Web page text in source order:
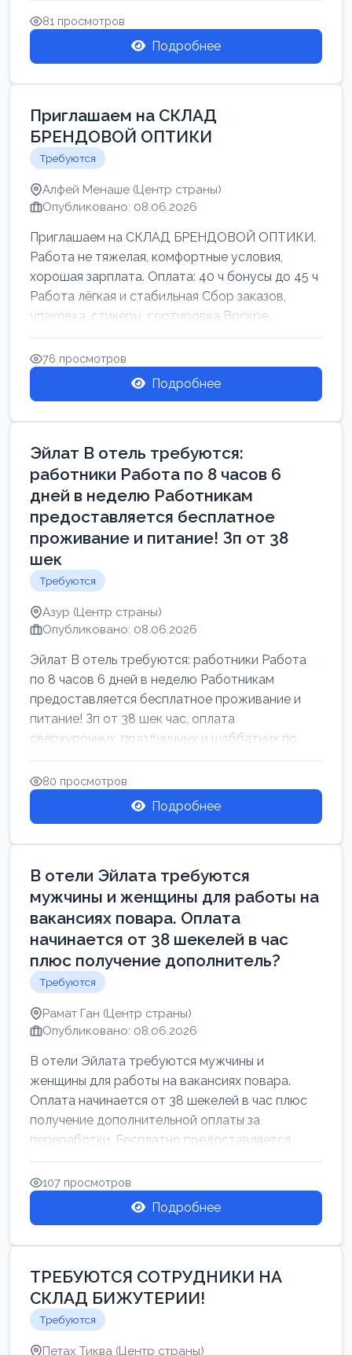
81 просмотров
Подробнее
Приглашаем на СКЛАД
БРЕНДОВОЙ ОПТИКИ
Требуются
Алфей Менаше (Центр страны)
Опубликовано: 08.06.2026
Приглашаем на СКЛАД БРЕНДОВОЙ ОПТИКИ.
Работа не тяжелая, комфортные условия,
хорошая зарплата. Оплата: 40 ч бонусы до 45 ч
Работа лёгкая и стабильная Сбор заказов,
упаковка, стикеры, сортировка Воскре...
76 просмотров
Подробнее
Эйлат В отель требуются:
работники Работа по 8 часов 6
дней в неделю Работникам
предоставляется бесплатное
проживание и питание! Зп от 38
шек
Требуются
Азур (Центр страны)
Опубликовано: 08.06.2026
Эйлат В отель требуются: работники Работа
по 8 часов 6 дней в неделю Работникам
предоставляется бесплатное проживание и
питание! Зп от 38 шек час, оплата
сверхурочных, праздничных и шаббатних по
закон...
80 просмотров
Подробнее
В отели Эйлата требуются
мужчины и женщины для работы на
вакансиях повара. Оплата
начинается от 38 шекелей в час
плюс получение дополнитель?
Требуются
Рамат Ган (Центр страны)
Опубликовано: 08.06.2026
В отели Эйлата требуются мужчины и
женщины для работы на вакансиях повара.
Оплата начинается от 38 шекелей в час плюс
получение дополнительной оплаты за
переработки. Бесплатно предоставляется
проживан...
107 просмотров
Подробнее
ТРЕБУЮТСЯ СОТРУДНИКИ НА
СКЛАД БИЖУТЕРИИ!
Требуются
Петах Тиква (Центр страны)